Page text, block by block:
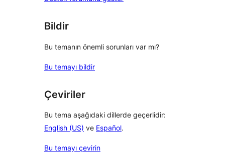
Bildir
Bu temanın önemli sorunları var mı?
Bu temayı bildir
Çeviriler
Bu tema aşağıdaki dillerde geçerlidir:
English (US) ve Español.
Bu temayı çevirin